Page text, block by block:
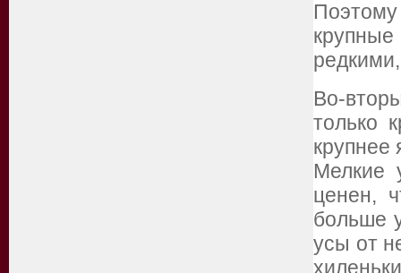
Во-
только
крупнее
Мелкие
ценен,
больше
усы от